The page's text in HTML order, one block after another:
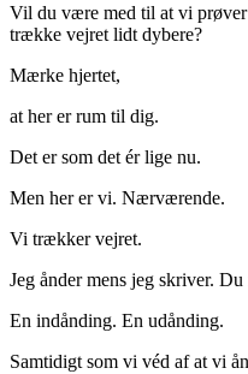
Vil du være med til at vi
trække vejret lidt dybere?
Mærke hjertet,
at her er rum til dig.
Det er som det ér lige nu.
Men her er vi. Nærværende.
Vi trækker vejret.
Jeg ånder mens jeg skriver.
En indånding. En udånding.
Samtidigt som vi véd af at vi